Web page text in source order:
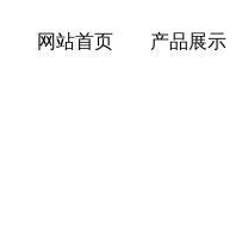
网站首页 产品展示